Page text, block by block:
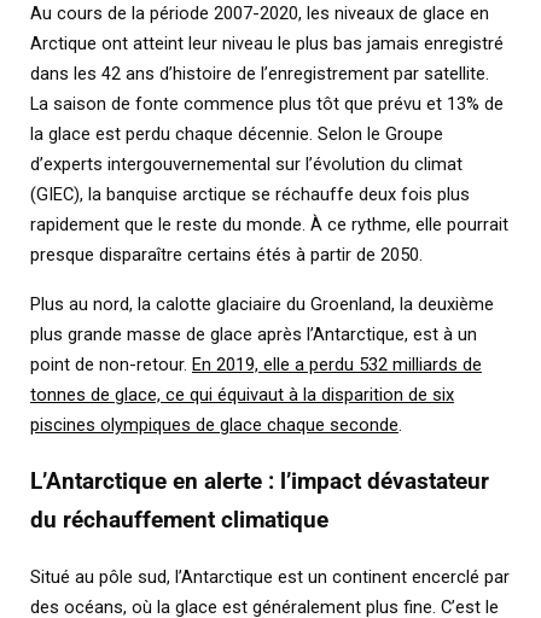
Au cours de la période 2007-2020, les niveaux de glace en
Arctique ont atteint leur niveau le plus bas jamais enregistré
dans les 42 ans d’histoire de l’enregistrement par satellite.
La saison de fonte commence plus tôt que prévu et 13% de
la glace est perdu chaque décennie. Selon le Groupe
d’experts intergouvernemental sur l’évolution du climat
(GIEC), la banquise arctique se réchauffe deux fois plus
rapidement que le reste du monde. À ce rythme, elle pourrait
presque disparaître certains étés à partir de 2050.
Plus au nord, la calotte glaciaire du Groenland, la deuxième
plus grande masse de glace après l’Antarctique, est à un
point de non-retour. En 2019, elle a perdu 532 milliards de
tonnes de glace, ce qui équivaut à la disparition de six
piscines olympiques de glace chaque seconde.
L’Antarctique en alerte : l’impact dévastateur
du réchauffement climatique
Situé au pôle sud, l’Antarctique est un continent encerclé par
des océans, où la glace est généralement plus fine. C’est le